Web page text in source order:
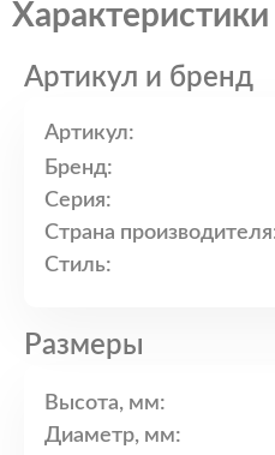
Характеристики
Артикул и бренд
Артикул:
Бренд:
Серия:
Страна
Стиль:
Размеры
Высота, мм:
Диаметр, мм: